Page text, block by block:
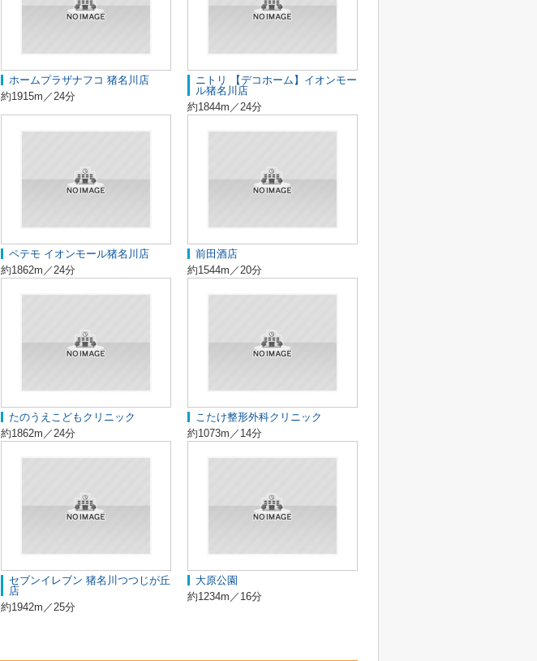
ホームプラザナフコ 猪名川店
約1915m／24分
ニトリ 【デコホーム】イオンモー
ル猪名川店
約1844m／24分
ペテモ イオンモール猪名川店
約1862m／24分
前田酒店
約1544m／20分
たのうえこどもクリニック
約1862m／24分
こたけ整形外科クリニック
約1073m／14分
セブンイレブン 猪名川つつじが丘
店
約1942m／25分
大原公園
約1234m／16分